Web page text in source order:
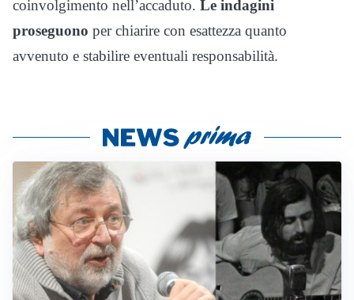
coinvolgimento nell’accaduto. Le indagini
proseguono per chiarire con esattezza quanto
avvenuto e stabilire eventuali responsabilità.